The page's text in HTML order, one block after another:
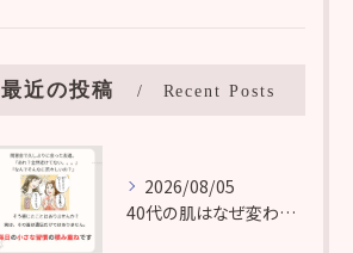
最近の投稿 Recent Posts
2026/08/05
40代の肌はなぜ変わる？ターンオーバーの仕組みを知れば、まだ間に合います